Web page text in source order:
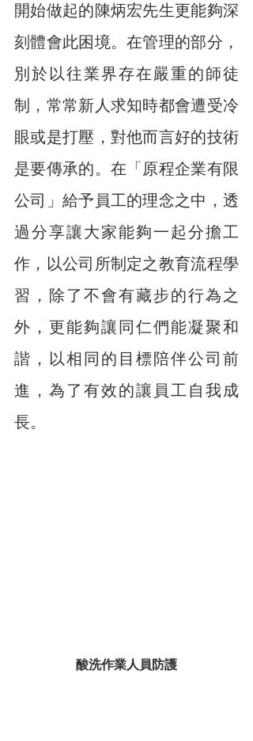
開始做起的陳炳宏先生更能夠深
刻體會此困境。在管理的部分，
別於以往業界存在嚴重的師徒
制，常常新人求知時都會遭受冷
眼或是打壓，對他而言好的技術
是要傳承的。在「原程企業有限
公司」給予員工的理念之中，透
過分享讓大家能夠一起分擔工
作，以公司所制定之教育流程學
習，除了不會有藏步的行為之
外，更能夠讓同仁們能凝聚和
諧，以相同的目標陪伴公司前
進，為了有效的讓員工自我成
長。
酸洗作業人員防護